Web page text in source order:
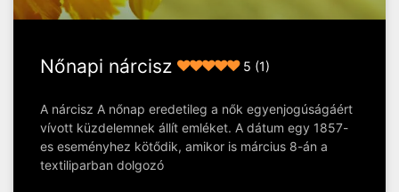
Nőnapi nárcisz 5 (1)
A nárcisz A nőnap eredetileg a nők egyenjogúságáért
vívott küzdelemnek állít emléket. A dátum egy 1857-
es eseményhez kötődik, amikor is március 8-án a
textiliparban dolgozó